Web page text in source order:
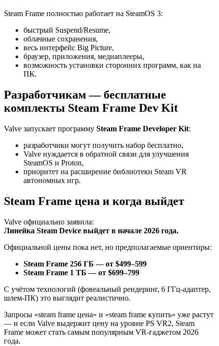
Steam Frame полностью работает на SteamOS 3:
быстрый Suspend/Resume,
облачные сохранения,
весь интерфейс Big Picture,
браузер, приложения, медиаплееры,
возможность установки сторонних программ, как на
ПК.
Разработчикам — бесплатные
комплекты Steam Frame Dev Kit
Valve запускает программу Steam Frame Developer Kit:
разработчики могут получить набор бесплатно,
Valve нуждается в обратной связи для улучшения
SteamOS и Proton,
приоритет на расширение библиотеки Steam VR
автономных игр.
Steam Frame цена и когда выйдет
Valve официально заявила:
Линейка Steam Device выйдет в начале 2026 года.
Официальной цены пока нет, но предполагаемые ориентиры:
Steam Frame 256 ГБ — от $499–599
Steam Frame 1 ТБ — от $699–799
С учётом технологий (фовеальный рендеринг, 6 ГГц-адаптер,
шлем-ПК) это выглядит реалистично.
Запросы «steam frame цена» и «steam frame купить» уже растут
— и если Valve выдержит цену на уровне PS VR2, Steam
Frame может стать самым популярным VR-гаджетом 2026
года.